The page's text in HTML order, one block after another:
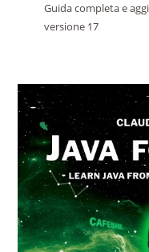
Guida completa e
versione 17